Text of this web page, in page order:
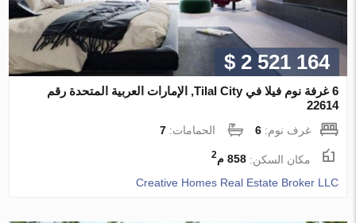
$ 2 521 164
6 غرفة نوم فيلا في Tilal City, الإمارات العربية المتحدة رقم
22614
غرف نوم:6 الحمامات:7
مكان السكن:858 م 2
Creative Homes Real Estate Broker LLC